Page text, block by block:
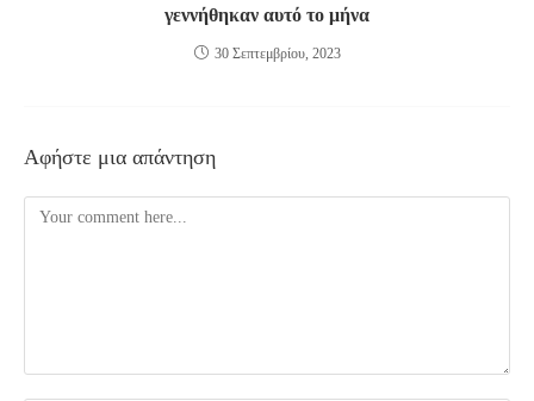
γεννήθηκαν αυτό το μήνα
30 Σεπτεμβρίου, 2023
Αφήστε μια απάντηση
Comment